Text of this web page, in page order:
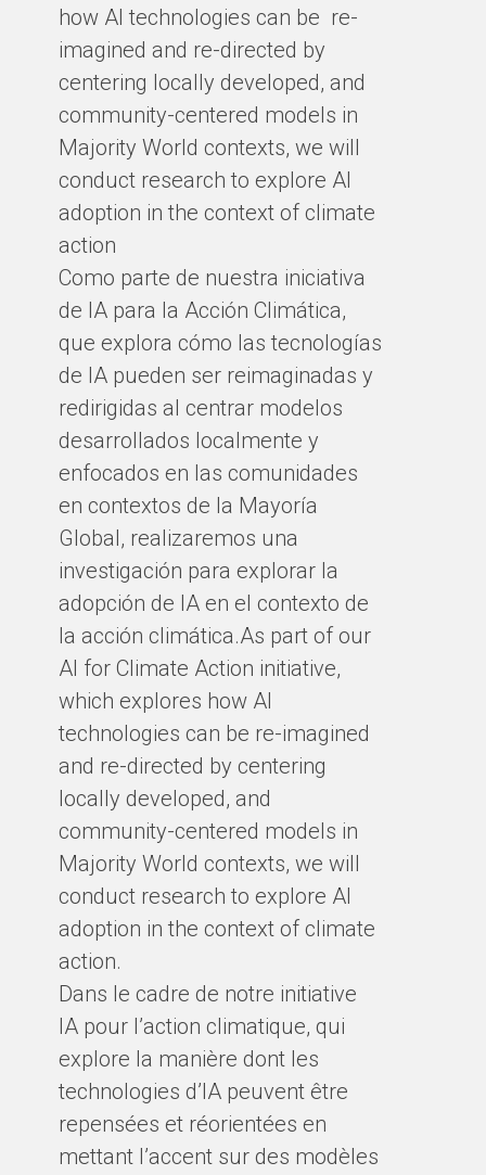
how AI technologies can be re-
imagined and re-directed by
centering locally developed, and
community-centered models in
Majority World contexts, we will
conduct research to explore AI
adoption in the context of climate
action
Como parte de nuestra iniciativa
de IA para la Acción Climática,
que explora cómo las tecnologías
de IA pueden ser reimaginadas y
redirigidas al centrar modelos
desarrollados localmente y
enfocados en las comunidades
en contextos de la Mayoría
Global, realizaremos una
investigación para explorar la
adopción de IA en el contexto de
la acción climática.As part of our
AI for Climate Action initiative,
which explores how AI
technologies can be re-imagined
and re-directed by centering
locally developed, and
community-centered models in
Majority World contexts, we will
conduct research to explore AI
adoption in the context of climate
action.
Dans le cadre de notre initiative
IA pour l’action climatique, qui
explore la manière dont les
technologies d’IA peuvent être
repensées et réorientées en
mettant l’accent sur des modèles